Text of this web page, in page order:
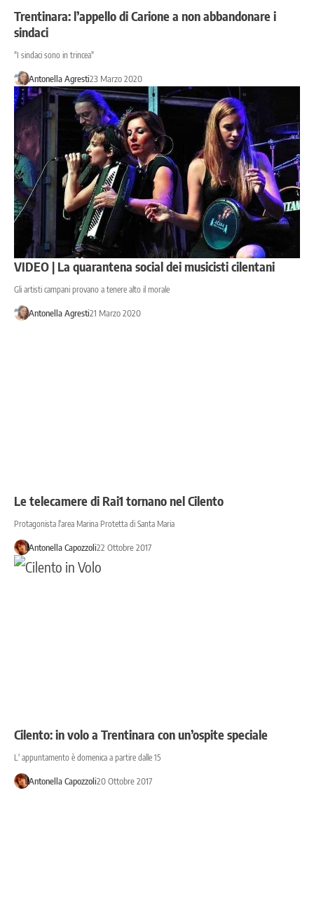
Trentinara: l’appello di Carione a non abbandonare i
sindaci
"I sindaci sono in trincea"
Antonella Agresti23 Marzo 2020
VIDEO | La quarantena social dei musicisti cilentani
Gli artisti campani provano a tenere alto il morale
Antonella Agresti21 Marzo 2020
Le telecamere di Rai1 tornano nel Cilento
Protagonista l'area Marina Protetta di Santa Maria
Antonella Capozzoli22 Ottobre 2017
Cilento: in volo a Trentinara con un’ospite speciale
L' appuntamento è domenica a partire dalle 15
Antonella Capozzoli20 Ottobre 2017